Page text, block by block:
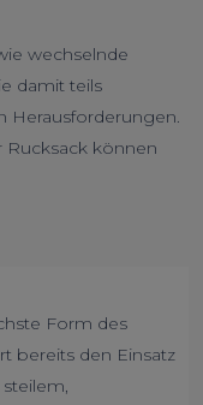
wechselnde
damit teils
Herausforderungen.
können
Form des
bereits den Einsatz